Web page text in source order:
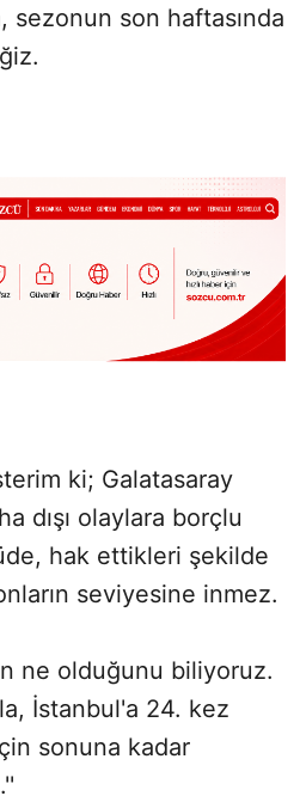
sezonun son haftasında
ki; Galatasaray
dışı olaylara borçlu
hak ettikleri şekilde
seviyesine inmez.
ne olduğunu biliyoruz.
İstanbul'a 24. kez
sonuna kadar